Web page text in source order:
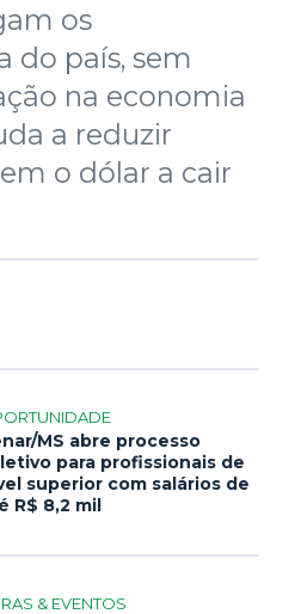
os
do país, sem
na economia
a reduzir
o dólar a cair
MS abre processo
para profissionais de
superior com salários de
R$ 8,2 mil
& EVENTOS